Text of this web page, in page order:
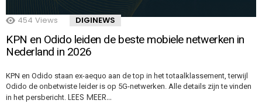
454 Views DIGINEWS
KPN en Odido leiden de beste mobiele netwerken in
Nederland in 2026
KPN en Odido staan ex-aequo aan de top in het totaalklassement, terwijl
Odido de onbetwiste leider is op 5G-netwerken. Alle details zijn te vinden
in het persbericht. LEES MEER…